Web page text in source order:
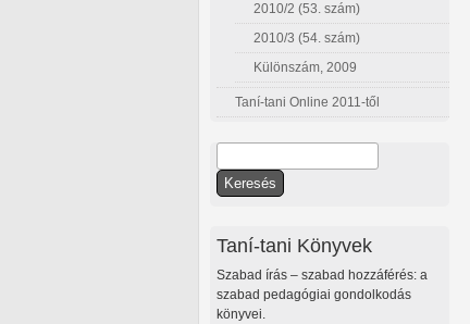
2010/2 (53. szám)
2010/3 (54. szám)
Különszám, 2009
Taní-tani Online 2011-től
Keresés űrlap
Taní-tani Könyvek
Szabad írás – szabad hozzáférés: a
szabad pedagógiai gondolkodás
könyvei.